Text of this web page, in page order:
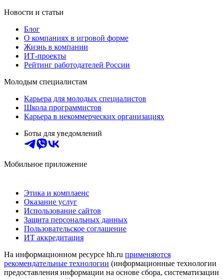
Новости и статьи
Блог
О компаниях в игровой форме
Жизнь в компании
ИТ-проекты
Рейтинг работодателей России
Молодым специалистам
Карьера для молодых специалистов
Школа программистов
Карьера в некоммерческих организациях
Боты для уведомлений
Мобильное приложение
Этика и комплаенс
Оказание услуг
Использование сайтов
Защита персональных данных
Пользовательское соглашение
ИТ аккредитация
На информационном ресурсе hh.ru применяются
рекомендательные технологии (информационные технологии
предоставления информации на основе сбора, систематизации